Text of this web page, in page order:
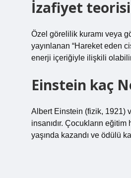
İzafiyet
Özel görelilik kuramı veya
yayınlanan “Hareket eden
enerji içeriğiyle ilişkili olabilir
Einstein kaç
Albert Einstein (fizik, 1921)
insanıdır. Çocukların
yaşında kazandı ve ödülü